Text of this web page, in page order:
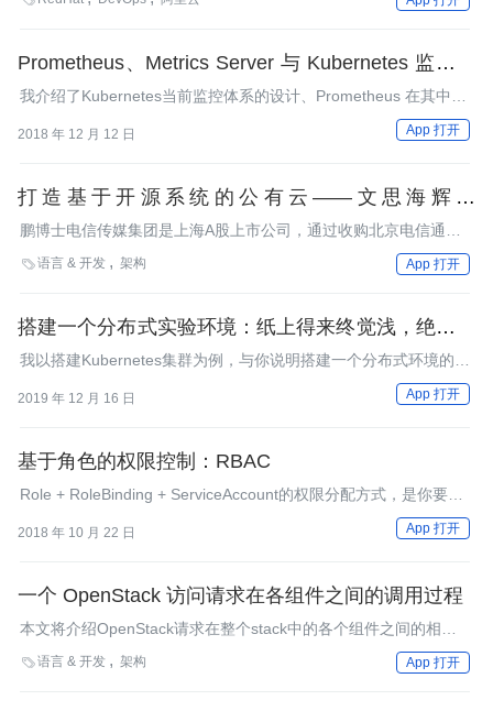
里云结盟，阿朗在CloudBand中选择了Red Hat Enterprise Linux
有云解决方案OCS支持GCE API。
Prometheus、Metrics Server 与 Kubernetes 监控体
系
我介绍了Kubernetes当前监控体系的设计、Prometheus 在其中的
2018 年 12 月 12 日 App 打开
打造基于开源系统的公有云——文思海辉的
OpenStack 实践
鹏博士电信传媒集团是上海A股上市公司，通过收购北京电信通长
城宽带等子公司，目前，互联网接入及增值服务业务已占到鹏博士
业务总额的95%以上。2012年底，鹏博士通过收购的北京息壤传
务的软件是文思海辉的HSCloud，一套基于OpenStack的云计算管
万个。 为了对这个OpenStack用户案例进行更深入的了解，InfoQ
中文站编辑于近日跟文思海辉的云计算团队进行了沟通，包括文思
语言 & 开发 架构 App 打开
搭建一个分布式实验环境：纸上得来终觉浅，绝知此
事要躬行
我以搭建Kubernetes集群为例，与你说明搭建一个分布式环境的关
2019 年 12 月 16 日 App 打开
基于角色的权限控制：RBAC
Role + RoleBinding + ServiceAccount的权限分配方式，是你要重
2018 年 10 月 22 日 App 打开
一个 OpenStack 访问请求在各组件之间的调用过程
本文将介绍OpenStack请求在整个stack中的各个组件之间的相互
调用过程。下面将以boot新实例和shelve一个实例为例，结合代
码，讲解从客户端发起一个OpenStack请求调用到最终请求被处理
语言 & 开发 架构 App 打开